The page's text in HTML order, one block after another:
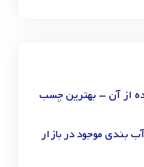
از آن – بهترین چسب
موجود در بازار